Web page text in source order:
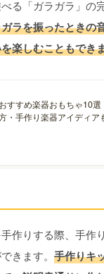
る「ガラガラ」の
ラを振ったときの
楽しむこともでき
おすすめ楽器おもちゃ10
・手作り楽器アイディア
作りする際、手作
きます。 手作りキ